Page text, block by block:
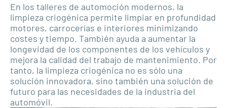
En los talleres de automoción modernos, la
limpieza criogénica permite limpiar en profundidad
motores, carrocerías e interiores minimizando
costes y tiempo. También ayuda a aumentar la
longevidad de los componentes de los vehículos y
mejora la calidad del trabajo de mantenimiento. Por
tanto, la limpieza criogénica no es sólo una
solución innovadora, sino también una solución de
futuro para las necesidades de la industria del
automóvil.